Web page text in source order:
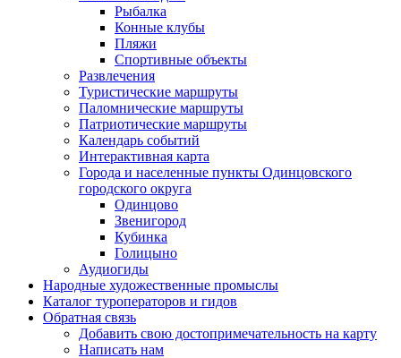
Рыбалка
Конные клубы
Пляжи
Спортивные объекты
Развлечения
Туристические маршруты
Паломнические маршруты
Патриотические маршруты
Календарь событий
Интерактивная карта
Города и населенные пункты Одинцовского
городского округа
Одинцово
Звенигород
Кубинка
Голицыно
Аудиогиды
Народные художественные промыслы
Каталог туроператоров и гидов
Обратная связь
Добавить свою достопримечательность на карту
Написать нам